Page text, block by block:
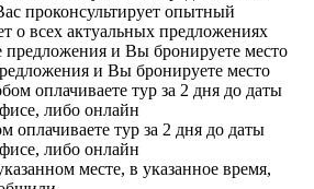
проконсультирует опытный
о всех актуальных предложениях
и Вы бронируете место
оплачиваете тур за 2 дня до даты
либо онлайн